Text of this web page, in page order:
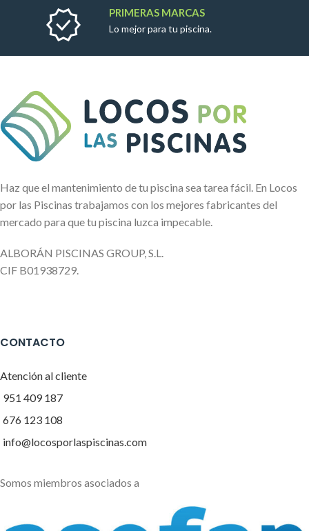
PRIMERAS MARCAS
Lo mejor para tu piscina.
Haz que el mantenimiento de tu piscina sea tarea fácil. En Locos
por las Piscinas trabajamos con los mejores fabricantes del
mercado para que tu piscina luzca impecable.
ALBORÁN PISCINAS GROUP, S.L.
CIF B01938729.
CONTACTO
Atención al cliente
951 409 187
676 123 108
info@locosporlaspiscinas.com
Somos miembros asociados a